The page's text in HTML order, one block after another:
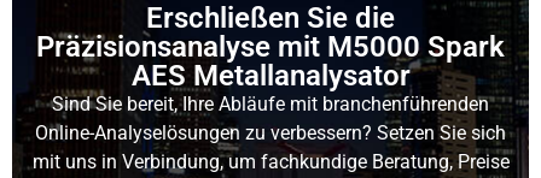
Erschließen Sie die
Präzisionsanalyse mit M5000 Spark
AES Metallanalysator
Sind Sie bereit, Ihre Abläufe mit branchenführenden
Online-Analyselösungen zu verbessern? Setzen Sie sich
mit uns in Verbindung, um fachkundige Beratung, Preise